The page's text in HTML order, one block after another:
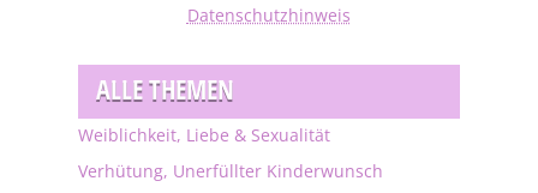
Datenschutzhinweis
ALLE THEMEN
Weiblichkeit, Liebe & Sexualität
Verhütung, Unerfüllter Kinderwunsch